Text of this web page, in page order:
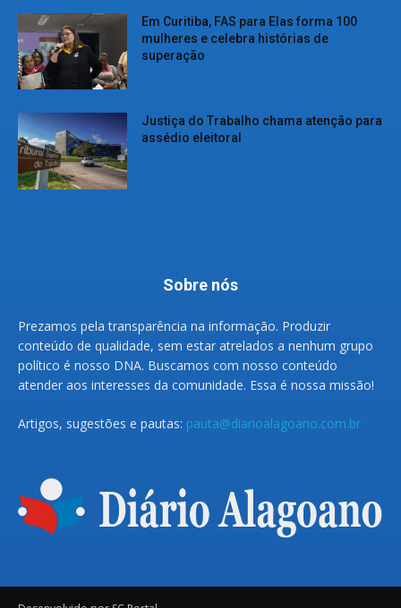
Em Curitiba, FAS para Elas forma 100
mulheres e celebra histórias de
superação
Justiça do Trabalho chama atenção para
assédio eleitoral
Sobre nós
Prezamos pela transparência na informação. Produzir
conteúdo de qualidade, sem estar atrelados a nenhum grupo
político é nosso DNA. Buscamos com nosso conteúdo
atender aos interesses da comunidade. Essa é nossa missão!
Artigos, sugestões e pautas: pauta@diarioalagoano.com.br